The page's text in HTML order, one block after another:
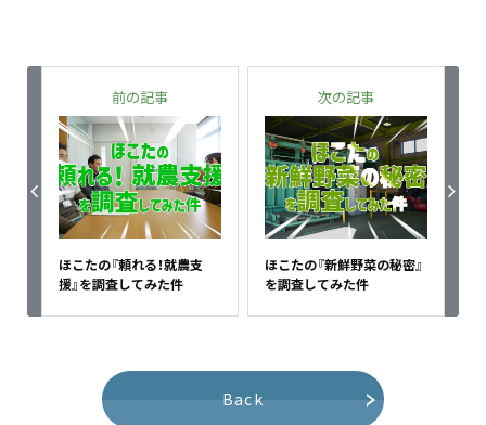
前の記事
ほこたの『頼れる！就農支
援』を調査してみた件
次の記事
ほこたの『新鮮野菜の秘密』
を調査してみた件
Back